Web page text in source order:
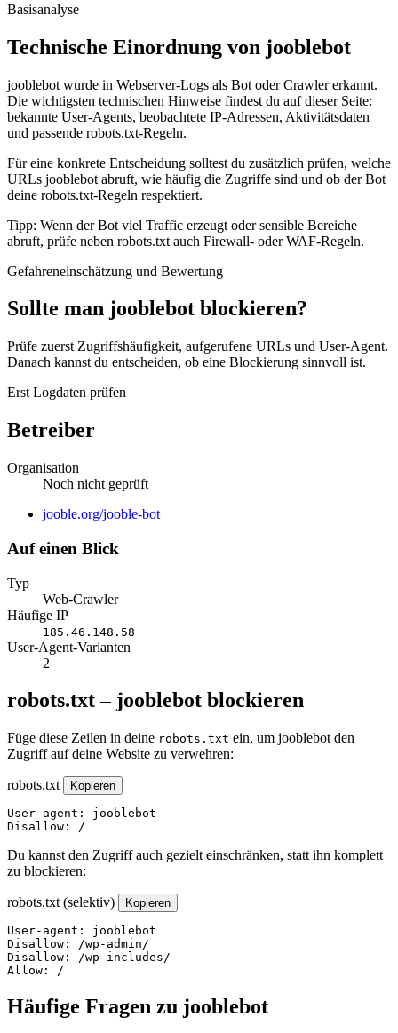
Basisanalyse
Technische Einordnung von jooblebot
jooblebot wurde in Webserver-Logs als Bot oder Crawler erkannt.
Die wichtigsten technischen Hinweise findest du auf dieser Seite:
bekannte User-Agents, beobachtete IP-Adressen, Aktivitätsdaten
und passende robots.txt-Regeln.
Für eine konkrete Entscheidung solltest du zusätzlich prüfen, welche
URLs jooblebot abruft, wie häufig die Zugriffe sind und ob der Bot
deine robots.txt-Regeln respektiert.
Tipp: Wenn der Bot viel Traffic erzeugt oder sensible Bereiche
abruft, prüfe neben robots.txt auch Firewall- oder WAF-Regeln.
Gefahreneinschätzung und Bewertung
Sollte man jooblebot blockieren?
Prüfe zuerst Zugriffshäufigkeit, aufgerufene URLs und User-Agent.
Danach kannst du entscheiden, ob eine Blockierung sinnvoll ist.
Erst Logdaten prüfen
Betreiber
Organisation
Noch nicht geprüft
Website
jooble.org/jooble-bot
Auf einen Blick
Typ
Web-Crawler
Häufige IP
185.46.148.58
User-Agent-Varianten
2
robots.txt – jooblebot blockieren
Füge diese Zeilen in deine robots.txt ein, um jooblebot den
Zugriff auf deine Website zu verwehren:
robots.txt Kopieren
User-agent: jooblebot
Disallow: /
Du kannst den Zugriff auch gezielt einschränken, statt ihn komplett
zu blockieren:
robots.txt (selektiv) Kopieren
User-agent: jooblebot
Disallow: /wp-admin/
Disallow: /wp-includes/
Allow: /
Häufige Fragen zu jooblebot